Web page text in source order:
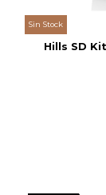
Sin Stock
Hills SD